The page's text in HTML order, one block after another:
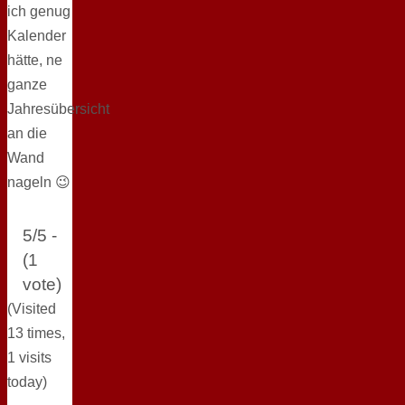
ich genug
Kalender
hätte, ne
ganze
Jahresübersicht
an die
Wand
nageln 😉
5/5 -
(1
vote)
(Visited
13 times,
1 visits
today)